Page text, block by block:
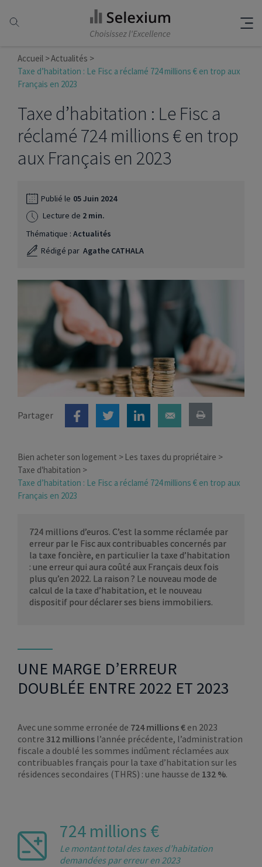
Accueil
Actualités
Taxe d’habitation : Le Fisc a réclamé 724 millions € en trop aux
Français en 2023
Taxe d’habitation : Le Fisc a
réclamé 724 millions € en trop
aux Français en 2023
Publié le 05 Juin 2024
Lecture de 2 min.
Thématique : Actualités
Rédigé par Agathe CATHALA
Partager
Bien acheter son logement
Les taxes du propriétaire
Taxe d'habitation
Taxe d’habitation : Le Fisc a réclamé 724 millions € en trop aux
Français en 2023
724 millions d’euros. C’est la somme réclamée par
erreur par le Fisc aux contribuables concernés par
la taxe foncière, en particulier la taxe d’habitation
: une erreur qui aura coûté aux Français deux fois
plus qu’en 2022. La raison ? Le nouveau mode de
calcul de la taxe d’habitation, et le nouveau
dispositif pour déclarer ses biens immobiliers.
UNE MARGE D’ERREUR
DOUBLÉE ENTRE 2022 ET 2023
Avec une somme erronée de 724 millions € en 2023
contre 312 millions l’année précédente, l’administration
fiscale a doublé les sommes indûment réclamées aux
contribuables français pour la taxe d’habitation sur les
résidences secondaires (THRS) : une hausse de 132 %.
724 millions €
Le montant total des taxes d’habitation
demandées par erreur en 2023